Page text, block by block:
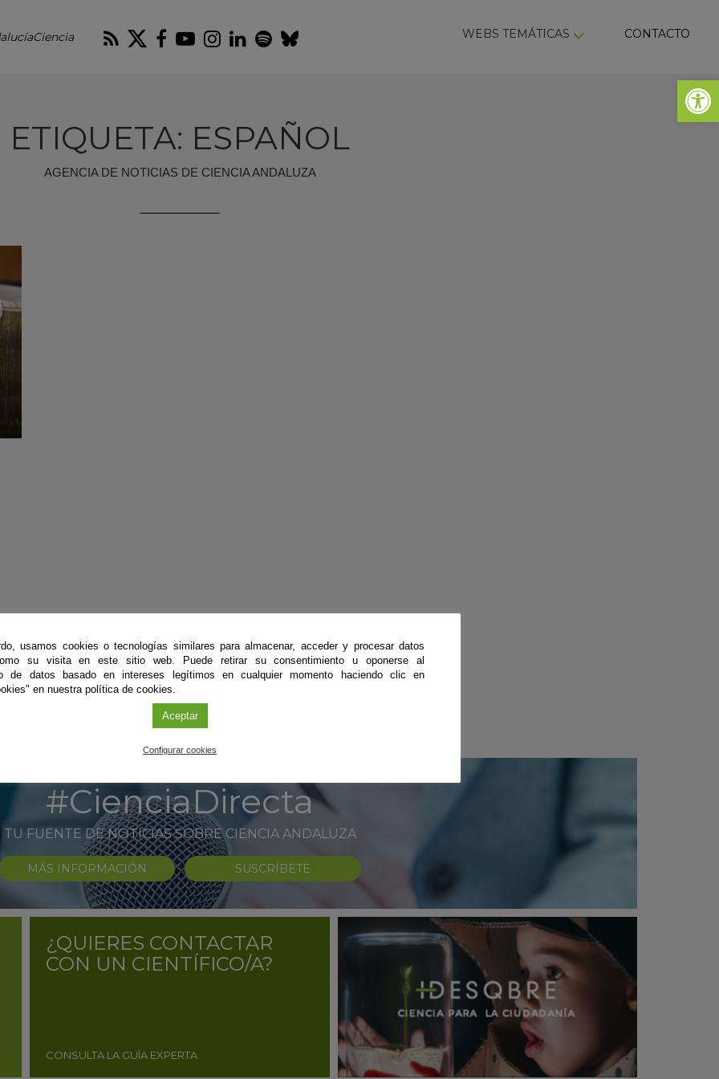
Abrir
RSS Twitter
Facebook
Youtube
Instagram
LinkedIn
Spotify
Bluesky WEBS TEMÁTICAS CONTACTO
ETIQUETA: ESPAÑOL
AGENCIA DE NOTICIAS DE CIENCIA ANDALUZA
#CienciaDirecta
TU FUENTE DE NOTICIAS SOBRE CIENCIA ANDALUZA
MÁS INFORMACIÓN SUSCRÍBETE
¿QUIERES CONTACTAR
CON UN CIENTÍFICO/A?
CONSULTA LA GUÍA EXPERTA
usamos cookies o tecnologías similares para almacenar, acceder y procesar datos
su visita en este sitio web. Puede retirar su consentimiento u oponerse al
de datos basado en intereses legítimos en cualquier momento haciendo clic en
en nuestra política de cookies.
Aceptar
Configurar cookies